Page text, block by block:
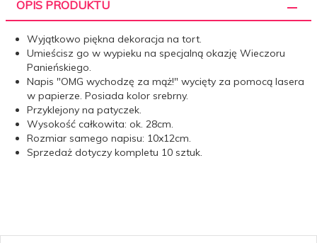
OPIS PRODUKTU
Wyjątkowo piękna dekoracja na tort.
Umieścisz go w wypieku na specjalną okazję Wieczoru
Panieńskiego.
Napis "OMG wychodzę za mąż!" wycięty za pomocą lasera
w papierze. Posiada kolor srebrny.
Przyklejony na patyczek.
Wysokość całkowita: ok. 28cm.
Rozmiar samego napisu: 10x12cm.
Sprzedaż dotyczy kompletu 10 sztuk.